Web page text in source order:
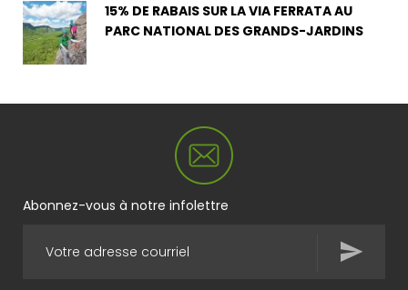
15% DE RABAIS SUR LA VIA FERRATA AU
PARC NATIONAL DES GRANDS-JARDINS
Abonnez-vous à notre infolettre